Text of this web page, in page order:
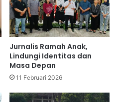
Jurnalis Ramah Anak,
Lindungi Identitas dan
Masa Depan
11 Februari 2026